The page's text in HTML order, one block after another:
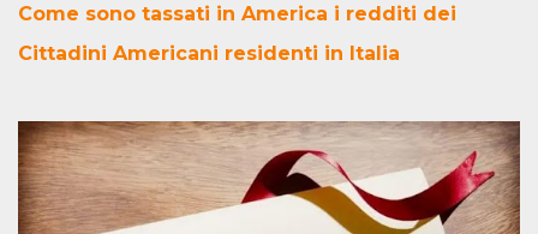
Come sono tassati in America i redditi dei
Cittadini Americani residenti in Italia